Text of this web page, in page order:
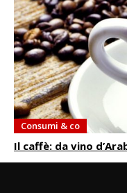
Consumi & co
Il caffè: da vino